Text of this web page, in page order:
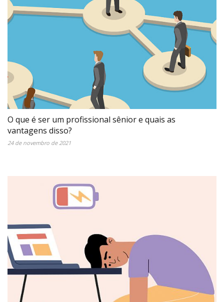
O que é ser um profissional sênior e quais as
vantagens disso?
24 de novembro de 2021